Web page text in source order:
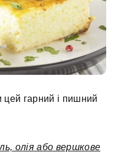
цей гарний і пишний
олія або вершкове